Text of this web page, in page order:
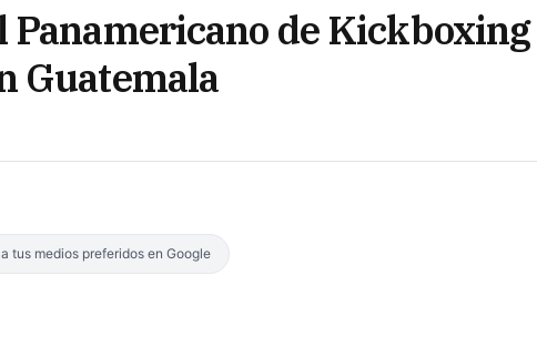
Panamericano de Kickboxing
Guatemala
tus medios preferidos en Google